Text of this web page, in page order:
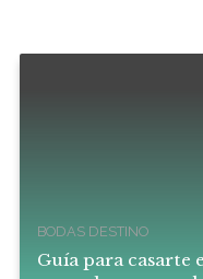
BODAS DESTINO
Guía para casarte